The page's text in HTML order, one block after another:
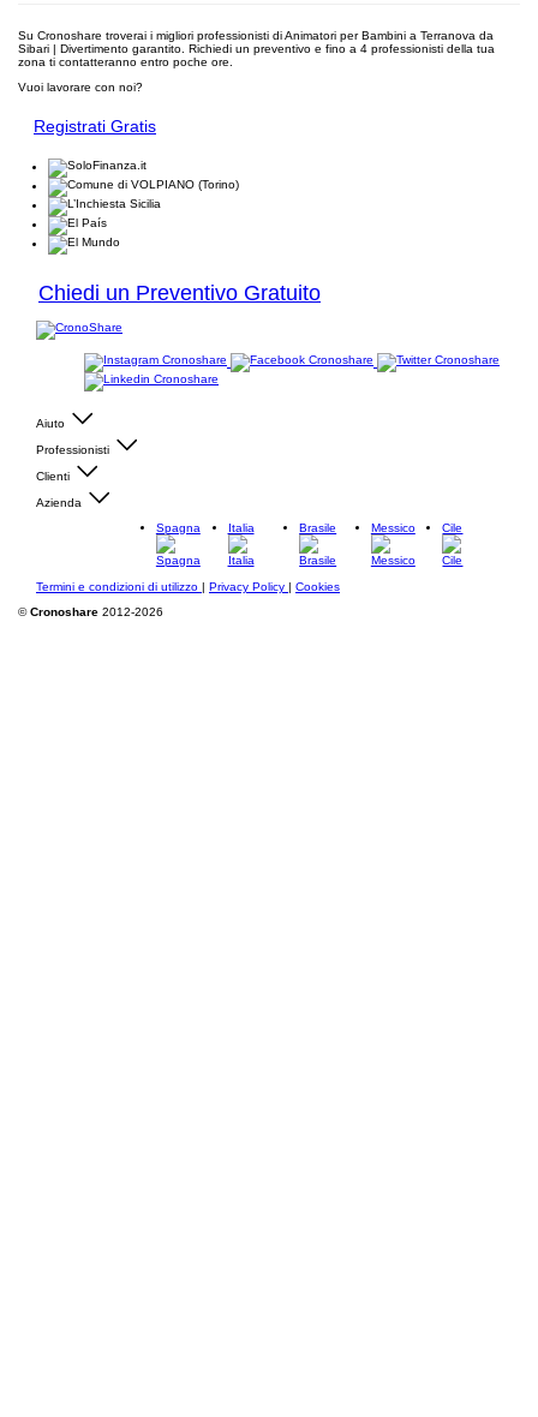
Su Cronoshare troverai i migliori professionisti di Animatori per Bambini a Terranova da
Sibari | Divertimento garantito. Richiedi un preventivo e fino a 4 professionisti della tua
zona ti contatteranno entro poche ore.
Vuoi lavorare con noi?
Registrati Gratis
Chiedi un Preventivo Gratuito
Aiuto
Professionisti
Clienti
Azienda
Spagna
Italia Brasile Messico Cile
Termini e condizioni di utilizzo | Privacy Policy | Cookies
©Cronoshare 2012-2026